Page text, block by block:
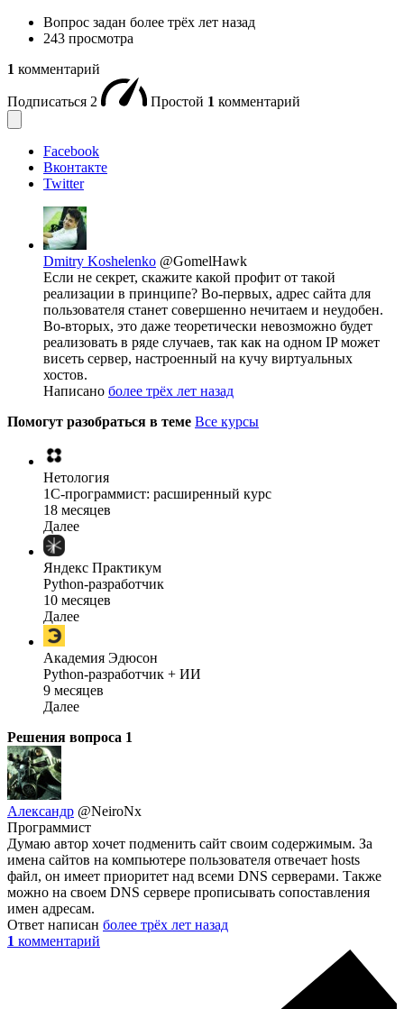
Вопрос задан более трёх лет назад
243 просмотра
1 комментарий
Подписаться 2 Простой 1 комментарий
Facebook
Вконтакте
Twitter
Dmitry Koshelenko @GomelHawk
Если не секрет, скажите какой профит от такой
реализации в принципе? Во-первых, адрес сайта для
пользователя станет совершенно нечитаем и неудобен.
Во-вторых, это даже теоретически невозможно будет
реализовать в ряде случаев, так как на одном IP может
висеть сервер, настроенный на кучу виртуальных
хостов.
Написано более трёх лет назад
Помогут разобраться в теме Все курсы
Нетология
1C-программист: расширенный курс
18 месяцев
Далее
Яндекс Практикум
Python-разработчик
10 месяцев
Далее
Академия Эдюсон
Python-разработчик + ИИ
9 месяцев
Далее
Решения вопроса 1
Александр @NeiroNx
Программист
Думаю автор хочет подменить сайт своим содержимым. За
имена сайтов на компьютере пользователя отвечает hosts
файл, он имеет приоритет над всеми DNS серверами. Также
можно на своем DNS сервере прописывать сопоставления
имен адресам.
Ответ написан более трёх лет назад
1 комментарий